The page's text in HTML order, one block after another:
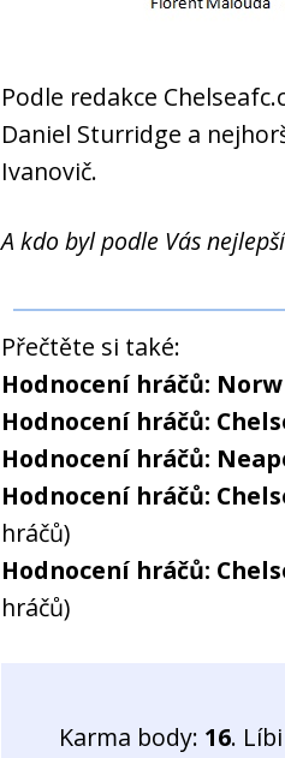
Podle redakce
Daniel Sturridge a
Ivanovič.
A kdo byl podle Vás
Přečtěte si také:
Hodnocení hráčů:
Hodnocení hráčů:
Hodnocení hráčů:
Hodnocení hráčů:
hráčů)
Hodnocení hráčů:
hráčů)
Karma body: 16.